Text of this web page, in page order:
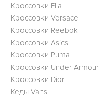
Кроссовки Fila
Кроссовки Versace
Кроссовки Reebok
Кроссовки Asics
Кроссовки Puma
Кроссовки Under Armour
Кроссовки Dior
Кеды Vans